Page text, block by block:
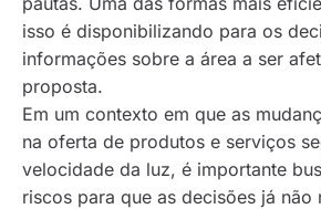
isso é disponibilizando para os
informações sobre a área a ser
proposta.
Em um contexto em que as
na oferta de produtos e serviços
velocidade da luz, é importante
riscos para que as decisões já não